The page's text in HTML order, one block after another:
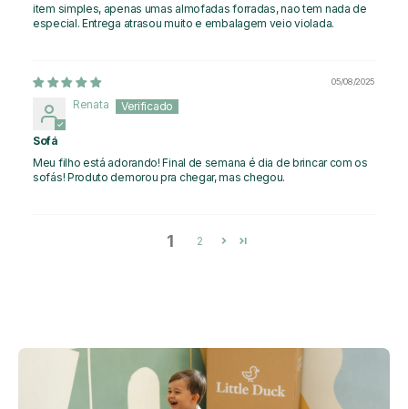
item simples, apenas umas almofadas forradas, nao tem nada de
especial. Entrega atrasou muito e embalagem veio violada.
05/08/2025
Renata
Sofá
Meu filho está adorando! Final de semana é dia de brincar com os
sofás! Produto demorou pra chegar, mas chegou.
1 2